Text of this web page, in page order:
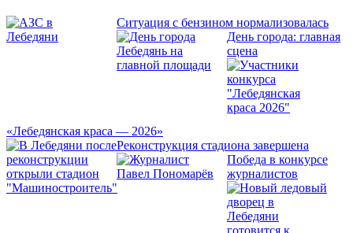
Ситуация с бензином нормализовалась
День города: главная
сцена
«Лебедянская краса — 2026»
Реконструкция стадиона завершена
Победа в конкурсе
журналистов